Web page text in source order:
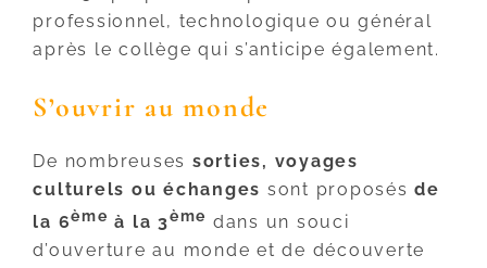
professionnel, technologique ou général
après le collège qui s’anticipe également.
S’ouvrir au monde
De nombreuses sorties, voyages
culturels ou échanges sont proposésde
la 6ème à la 3ème dans un souci
d’ouverture au monde et de découverte